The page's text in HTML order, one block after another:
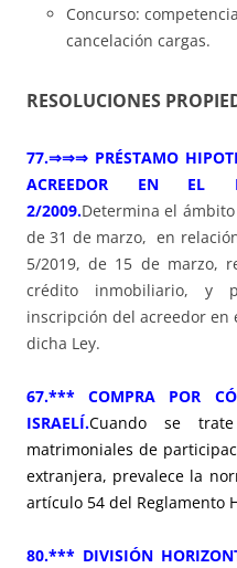
Concurso:
cancelación cargas.
RESOLUCIONES
77.⇒⇒⇒ PRÉSTAMO
ACREEDOR EN EL
2/2009.Determina el
de 31 de marzo, en
5/2019, de 15 de marzo,
crédito inmobiliario, y
inscripción del acreedor en
dicha Ley.
67.*** COMPRA POR
ISRAELÍ.Cuando se
matrimoniales de
extranjera, prevalece la
artículo 54 del Reglamento
80.*** DIVISIÓN